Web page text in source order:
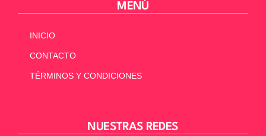
MENÚ
INICIO
CONTACTO
TÉRMINOS Y CONDICIONES
NUESTRAS REDES